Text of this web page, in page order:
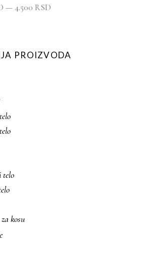
— 4.500 RSD
PROIZVODA
telo
kosu